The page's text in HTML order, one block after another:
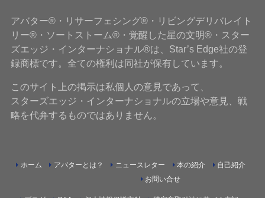
アバター®・リサーフェシング®・リビングデリバレイト
リー®・ソートストーム®・覚醒した星の文明®・スター
ズエッジ・インターナショナル®は、Star’s Edge社の登
録商標です。全ての権利は同社が保有しています。
このサイト上の掲示は私個人の意見であって、
スターズエッジ・インターナショナルの立場や意見、戦
略を代弁するものではありません。
ホーム アバターとは？ ニュースレター 本の紹介 自己紹介
お問い合せ